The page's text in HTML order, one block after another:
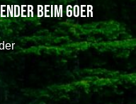
beim 60er